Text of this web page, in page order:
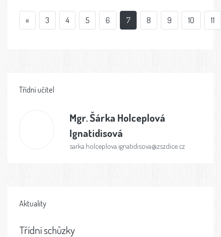
« 3 4 5 6 7 8 9 10 11
Třídní učitel
Mgr.Šárka Holceplová
Ignatidisová
sarka.holceplova.ignatidisova@zszdice.cz
Aktuality
Třídní schůzky